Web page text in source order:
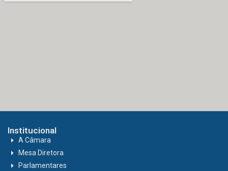
Institucional
A Câmara
Mesa Diretora
Parlamentares